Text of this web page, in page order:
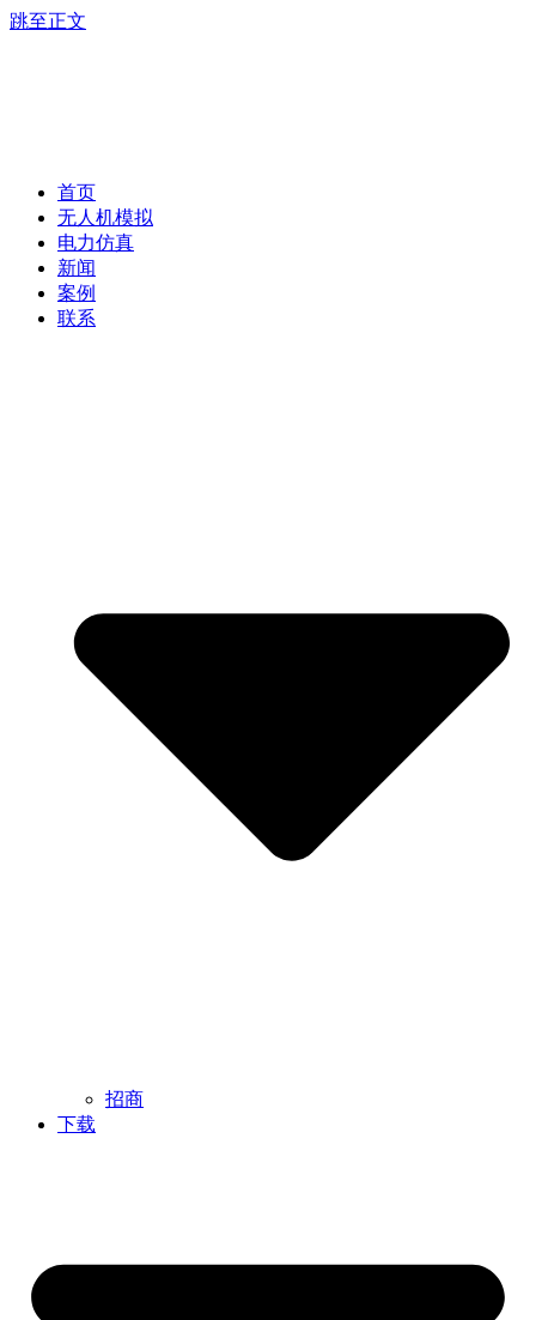
跳至正文
首页
无人机模拟
电力仿真
新闻
案例
联系
招商
下载